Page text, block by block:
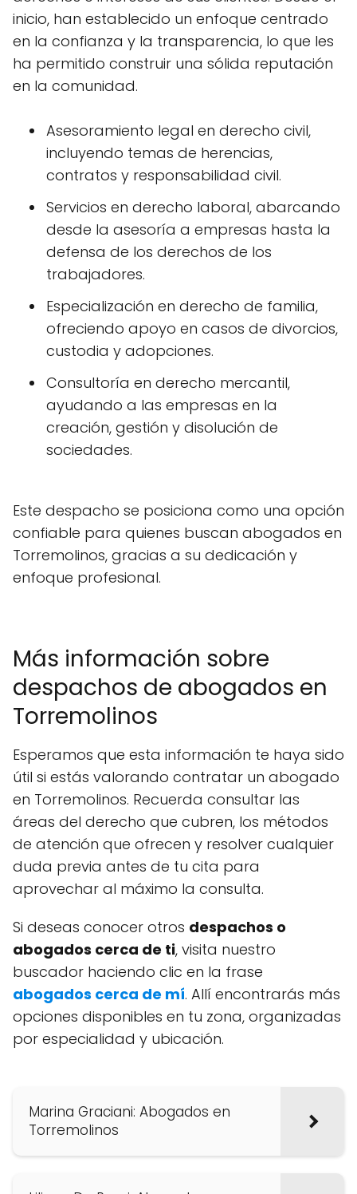
inicio, han establecido un enfoque centrado
en la confianza y la transparencia, lo que les
ha permitido construir una sólida reputación
en la comunidad.
Asesoramiento legal en derecho civil,
incluyendo temas de herencias,
contratos y responsabilidad civil.
Servicios en derecho laboral, abarcando
desde la asesoría a empresas hasta la
defensa de los derechos de los
trabajadores.
Especialización en derecho de familia,
ofreciendo apoyo en casos de divorcios,
custodia y adopciones.
Consultoría en derecho mercantil,
ayudando a las empresas en la
creación, gestión y disolución de
sociedades.
Este despacho se posiciona como una opción
confiable para quienes buscan abogados en
Torremolinos, gracias a su dedicación y
enfoque profesional.
Más información sobre
despachos de abogados en
Torremolinos
Esperamos que esta información te haya sido
útil si estás valorando contratar un abogado
en Torremolinos. Recuerda consultar las
áreas del derecho que cubren, los métodos
de atención que ofrecen y resolver cualquier
duda previa antes de tu cita para
aprovechar al máximo la consulta.
Si deseas conocer otros despachos o
abogados cerca de ti, visita nuestro
buscador haciendo clic en la frase
abogados cerca de mí. Allí encontrarás más
opciones disponibles en tu zona, organizadas
por especialidad y ubicación.
Marina Graciani: Abogados en
Torremolinos